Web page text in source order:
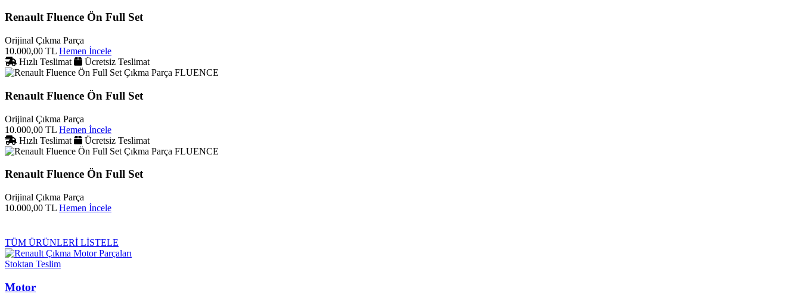
Renault Fluence Ön Full Set
Orijinal Çıkma Parça
10.000,00 TL Hemen İncele
Hızlı Teslimat
Ücretsiz Teslimat
FLUENCE
Renault Fluence Ön Full Set
Orijinal Çıkma Parça
10.000,00 TL Hemen İncele
Hızlı Teslimat
Ücretsiz Teslimat
FLUENCE
Renault Fluence Ön Full Set
Orijinal Çıkma Parça
10.000,00 TL Hemen İncele
TÜM ÜRÜNLERİ LİSTELE
Stoktan Teslim
Motor